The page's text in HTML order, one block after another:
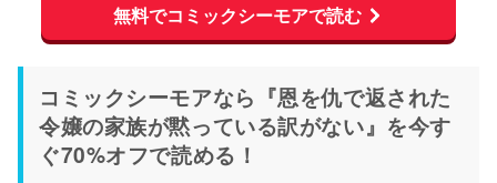
無料でコミックシーモアで読む
コミックシーモアなら『恩を仇で返された
令嬢の家族が黙っている訳がない』を今す
ぐ70%オフで読める！